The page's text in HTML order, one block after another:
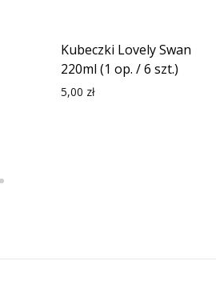
Kubeczki Lovely Swan
220ml (1 op. / 6 szt.)
5,00 zł